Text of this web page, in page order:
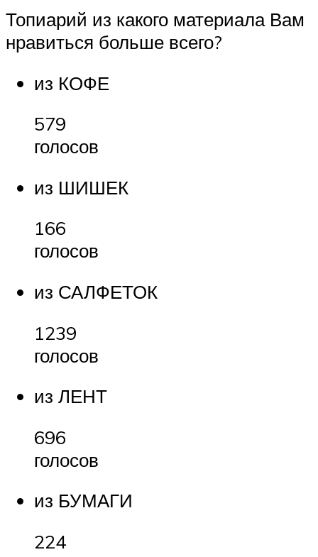
Топиарий из какого материала Вам
нравиться больше всего?
из КОФЕ
579
голосов
из ШИШЕК
166
голосов
из САЛФЕТОК
1239
голосов
из ЛЕНТ
696
голосов
из БУМАГИ
224